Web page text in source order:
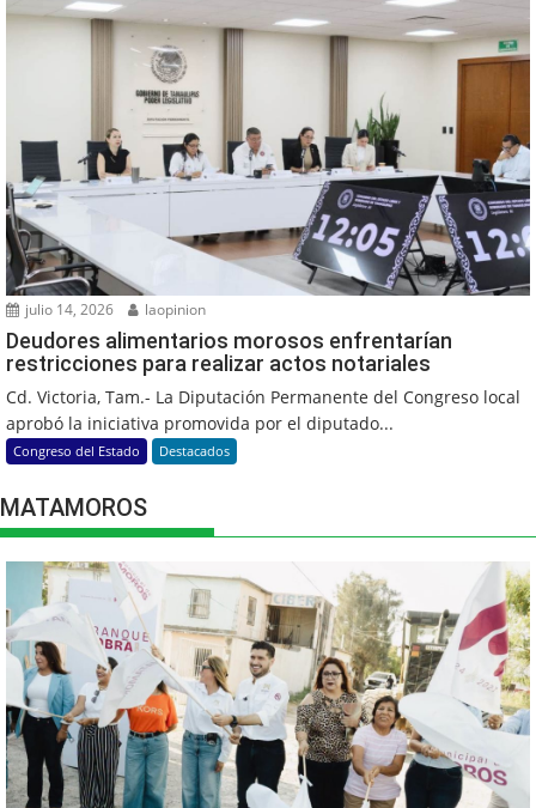
julio 14, 2026 laopinion
Deudores alimentarios morosos enfrentarían
restricciones para realizar actos notariales
Cd. Victoria, Tam.- La Diputación Permanente del Congreso local
aprobó la iniciativa promovida por el diputado...
Congreso del Estado Destacados
MATAMOROS